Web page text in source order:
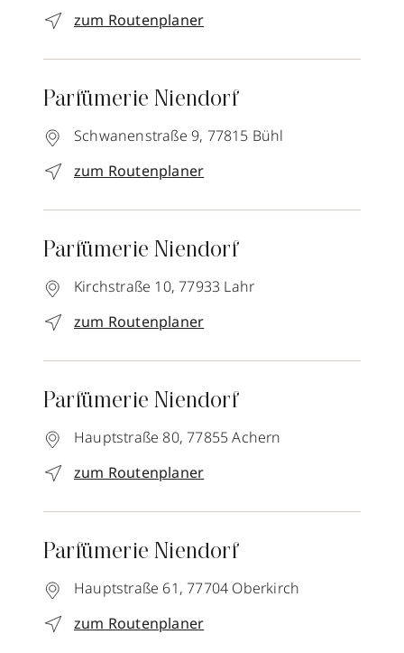
zum Routenplaner
Parfümerie Niendorf
Schwanenstraße 9, 77815 Bühl
zum Routenplaner
Parfümerie Niendorf
Kirchstraße 10, 77933 Lahr
zum Routenplaner
Parfümerie Niendorf
Hauptstraße 80, 77855 Achern
zum Routenplaner
Parfümerie Niendorf
Hauptstraße 61, 77704 Oberkirch
zum Routenplaner